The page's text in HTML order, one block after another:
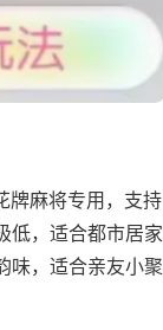
牌麻将专用，支持
低，适合都市居家
味，适合亲友小聚